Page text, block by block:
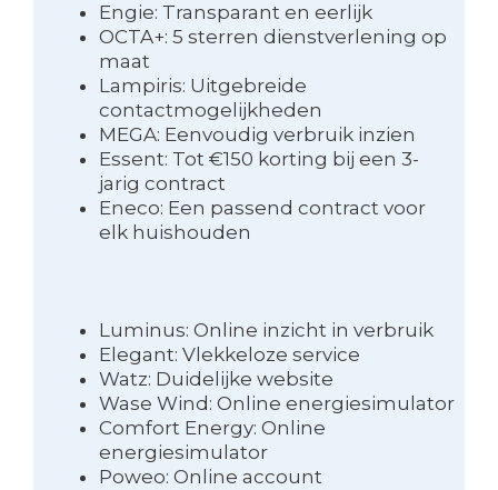
Engie: Transparant en eerlijk
OCTA+: 5 sterren dienstverlening op
maat
Lampiris: Uitgebreide
contactmogelijkheden
MEGA: Eenvoudig verbruik inzien
Essent: Tot €150 korting bij een 3-
jarig contract
Eneco: Een passend contract voor
elk huishouden
Luminus: Online inzicht in verbruik
Elegant: Vlekkeloze service
Watz: Duidelijke website
Wase Wind: Online energiesimulator
Comfort Energy: Online
energiesimulator
Poweo: Online account